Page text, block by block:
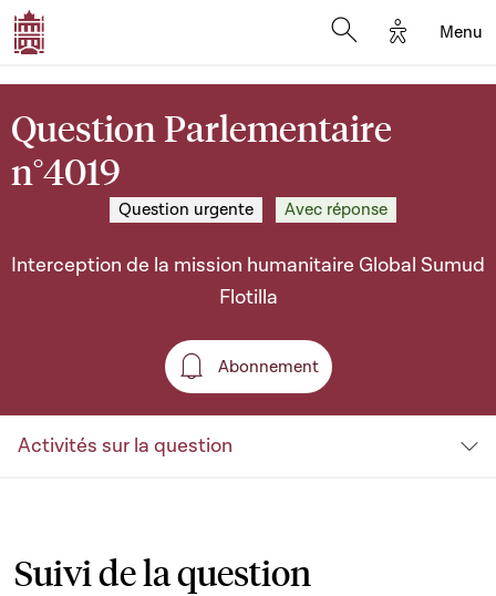
Options
Menu
Question Parlementaire
n°4019
Question urgente Avec réponse
Interception de la mission humanitaire Global Sumud
Flotilla
Abonnement
Abonnement
Activités sur la question
Suivi de la question